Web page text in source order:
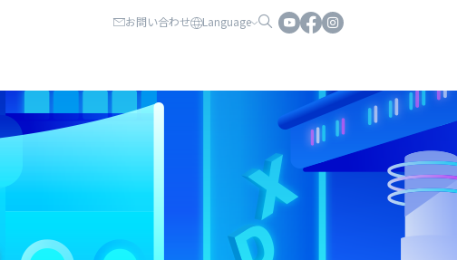
お問い合わせ Language